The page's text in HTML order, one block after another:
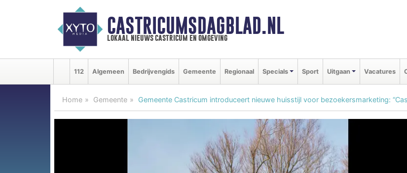
CASTRICUMSDAGBLAD.NL
lokaal nieuws castricum en omgeving
112 Algemeen Bedrijvengids Gemeente Regionaal Specials Sport Uitgaan Vacatures
Home Gemeente Gemeente Castricum introduceert nieuwe huisstijl voor bezoekersmarketing: